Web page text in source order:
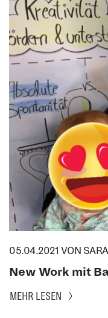
05.04.2021 VON
New Work mit
MEHR LESEN